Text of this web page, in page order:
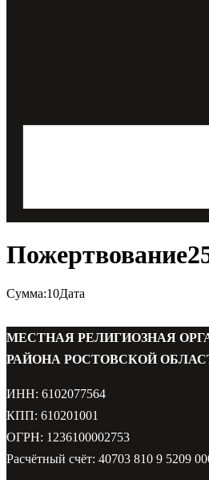
Сумма:10Дата
МЕСТНАЯ РЕЛИГИОЗНАЯ
РАЙОНА РОСТОВСКОЙ
ИНН: 6102077564
КПП: 610201001
ОГРН: 1236100002753
Расчётный счёт: 40703 810 9 5209